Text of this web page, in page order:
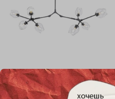
Потолочный дизайнерский
светильник Branching